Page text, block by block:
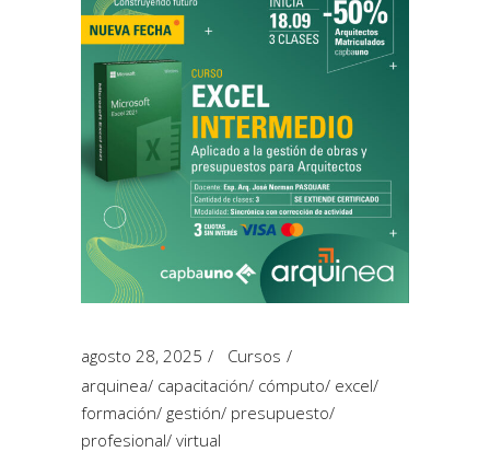
agosto 28, 2025
Cursos
arquinea/ capacitación/ cómputo/ excel/
formación/ gestión/ presupuesto/
profesional/ virtual